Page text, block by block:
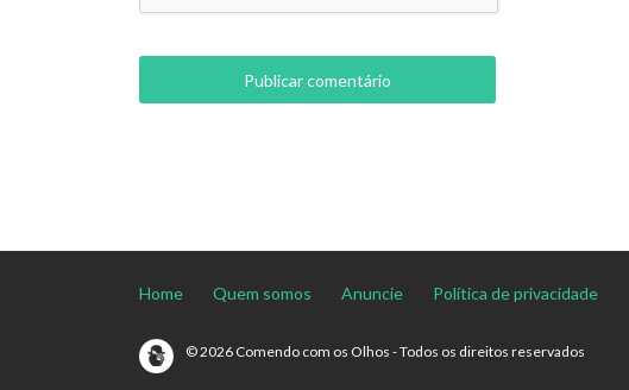
Home Quem somos Anuncie Política de privacidade
© 2026 Comendo com os Olhos - Todos os direitos reservados